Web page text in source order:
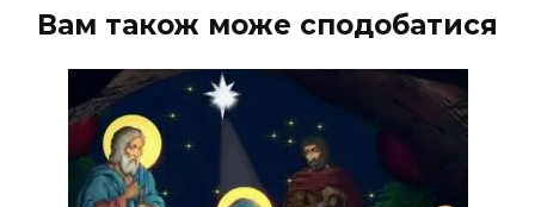
Вам також може сподобатися